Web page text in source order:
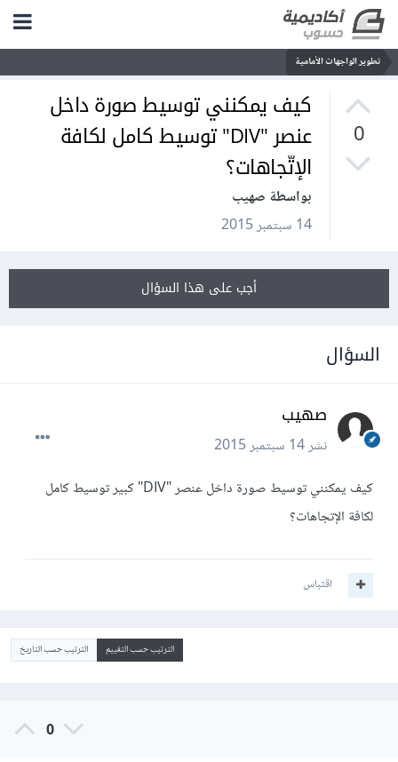
تطوير الواجهات الأمامية
0
كيف يمكنني توسيط صورة داخل
عنصر "DIV" توسيط كامل لكافة
الإتّجاهات؟
بواسطة صهيب
14 سبتمبر 2015
أجب على هذا السؤال
السؤال
صهيب
نشر14 سبتمبر 2015
كيف يمكنني توسيط صورة داخل عنصر "DIV" كبير توسيط كامل
لكافة الإتجاهات؟
اقتباس
الترتيب حسب التقييم الترتيب حسب التاريخ
0